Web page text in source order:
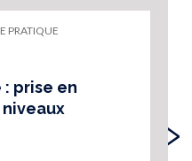
PRATIQUE
: prise en
›